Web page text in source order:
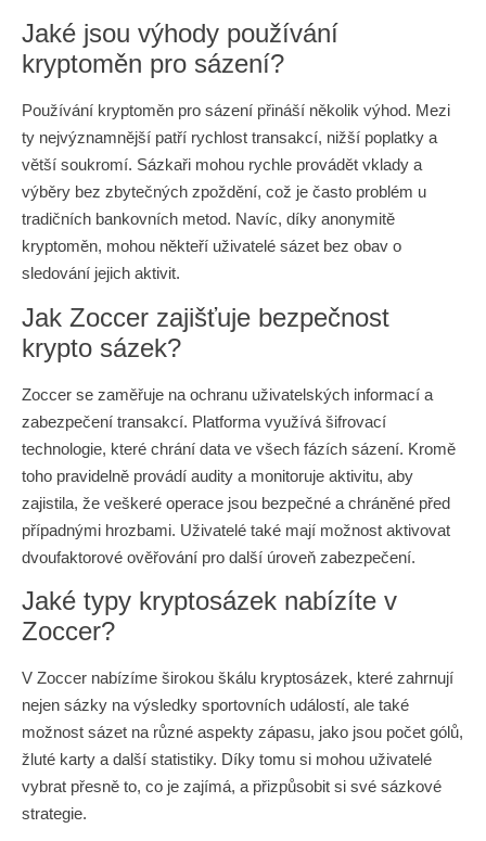
Jaké jsou výhody používání
kryptoměn pro sázení?
Používání kryptoměn pro sázení přináší několik výhod. Mezi
ty nejvýznamnější patří rychlost transakcí, nižší poplatky a
větší soukromí. Sázkaři mohou rychle provádět vklady a
výběry bez zbytečných zpoždění, což je často problém u
tradičních bankovních metod. Navíc, díky anonymitě
kryptoměn, mohou někteří uživatelé sázet bez obav o
sledování jejich aktivit.
Jak Zoccer zajišťuje bezpečnost
krypto sázek?
Zoccer se zaměřuje na ochranu uživatelských informací a
zabezpečení transakcí. Platforma využívá šifrovací
technologie, které chrání data ve všech fázích sázení. Kromě
toho pravidelně provádí audity a monitoruje aktivitu, aby
zajistila, že veškeré operace jsou bezpečné a chráněné před
případnými hrozbami. Uživatelé také mají možnost aktivovat
dvoufaktorové ověřování pro další úroveň zabezpečení.
Jaké typy kryptosázek nabízíte v
Zoccer?
V Zoccer nabízíme širokou škálu kryptosázek, které zahrnují
nejen sázky na výsledky sportovních událostí, ale také
možnost sázet na různé aspekty zápasu, jako jsou počet gólů,
žluté karty a další statistiky. Díky tomu si mohou uživatelé
vybrat přesně to, co je zajímá, a přizpůsobit si své sázkové
strategie.